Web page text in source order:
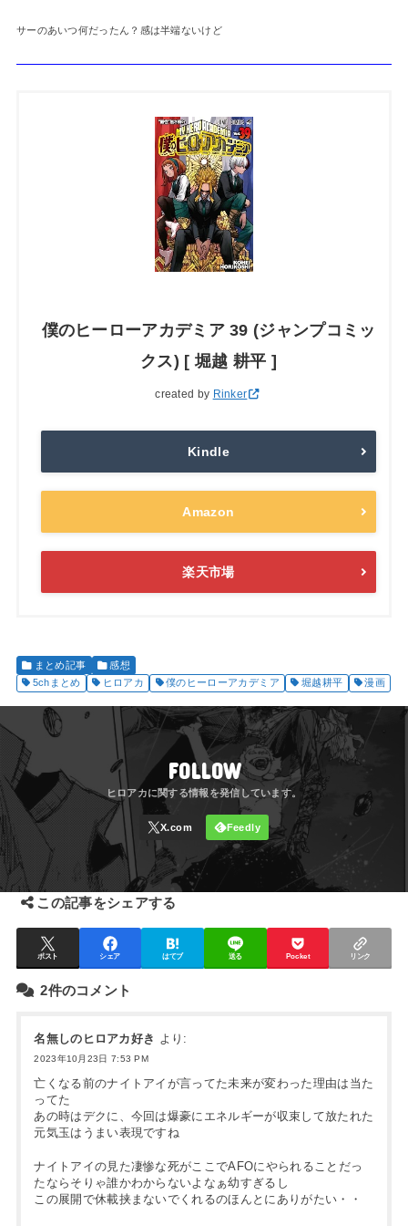
サーのあいつ何だったん？感は半端ないけど
僕のヒーローアカデミア 39 (ジャンプコミッ
クス) [ 堀越 耕平 ]
created by Rinker
Kindle
Amazon
楽天市場
まとめ記事
感想
5chまとめ
ヒロアカ 僕のヒーローアカデミア 堀越耕平 漫画
FOLLOW
この記事をシェアする
ポスト シェア はてブ 送る Pocket リンク
2件のコメント
名無しのヒロアカ好き より:
2023年10月23日 7:53 PM
亡くなる前のナイトアイが言ってた未来が変わった理由は当た
ってた
あの時はデクに、今回は爆豪にエネルギーが収束して放たれた
元気玉はうまい表現ですね
ナイトアイの見た凄惨な死がここでAFOにやられることだっ
たならそりゃ誰かわからないよなぁ幼すぎるし
この展開で休載挟まないでくれるのほんとにありがたい・・